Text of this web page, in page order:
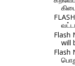
Flash
will
Flash